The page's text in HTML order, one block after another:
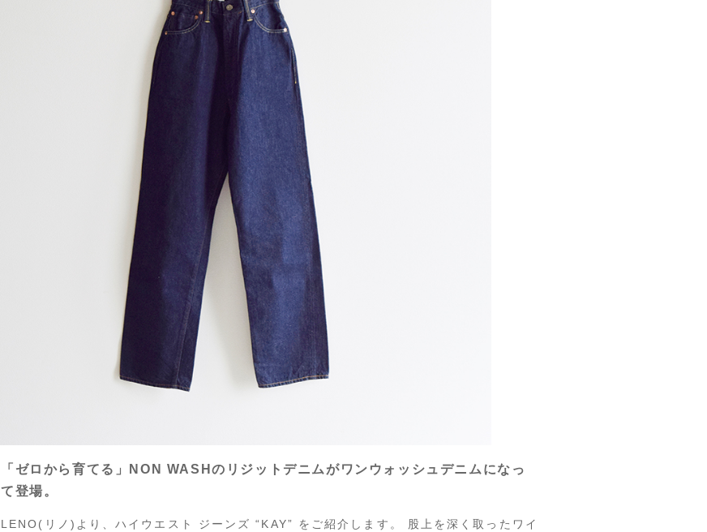
「ゼロから育てる」NON WASHのリジットデニムがワンウォッシュデニムになっ
て登場。
LENO(リノ)より、ハイウエスト ジーンズ “KAY” をご紹介します。 股上を深く取ったワイ